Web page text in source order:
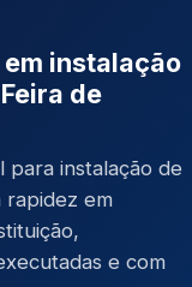
em instalação
de
para instalação de
rapidez em
e com